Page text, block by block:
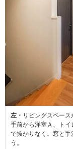
左・ リビングスペー
手前から洋室Ａ、トイ
で抜かりなく。窓と
う。